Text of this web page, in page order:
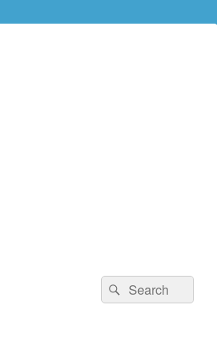
検
索:
検
索